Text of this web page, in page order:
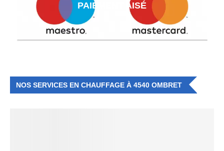
PAIEMENT AISÉ
NOS SERVICES EN CHAUFFAGE À 4540 OMBRET